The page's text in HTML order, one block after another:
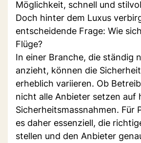
Möglichkeit, schnell und
Doch hinter dem Luxus
entscheidende Frage: Wie
Flüge?
In einer Branche, die ständig
anzieht, können die
erheblich variieren. Ob
nicht alle Anbieter setzen auf
Sicherheitsmassnahmen. Für
es daher essenziell, die
stellen und den Anbieter